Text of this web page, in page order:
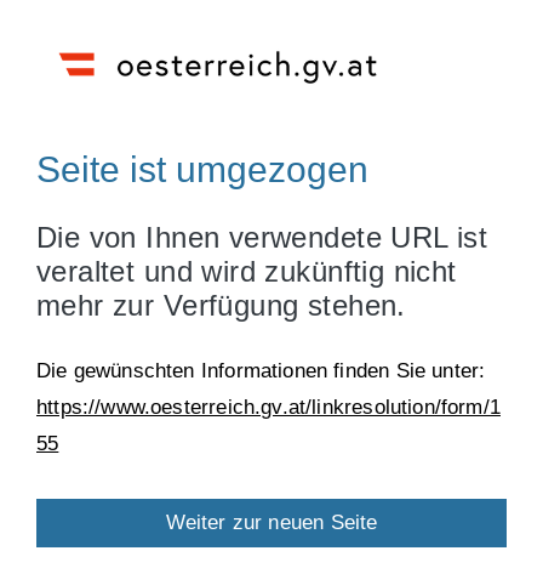
Seite ist umgezogen
Die von Ihnen verwendete URL ist
veraltet und wird zukünftig nicht
mehr zur Verfügung stehen.
Die gewünschten Informationen finden Sie unter:
https://www.oesterreich.gv.at/linkresolution/form/1
55
Weiter zur neuen Seite